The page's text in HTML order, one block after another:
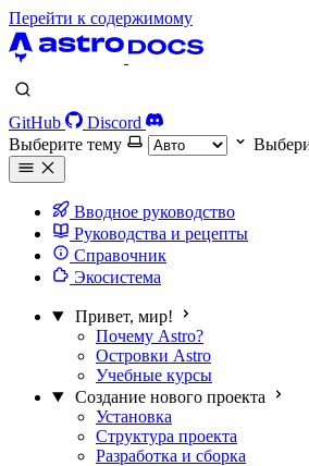
Перейти к содержимому
GitHub
Discord
Выберите тему
Вводное руководство
Руководства и рецепты
Справочник
Экосистема
Привет, мир!
Почему Astro?
Островки Astro
Учебные курсы
Создание нового проекта
Установка
Структура проекта
Разработка и сборка